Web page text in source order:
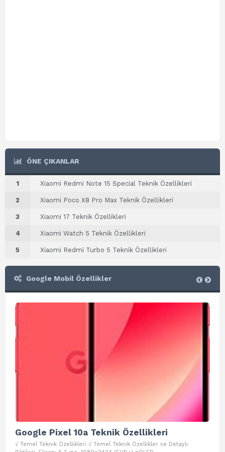
ÖNE ÇIKANLAR
1 Xiaomi Redmi Note 15 Special Teknik Özellikleri
2 Xiaomi Poco X8 Pro Max Teknik Özellikleri
3 Xiaomi 17 Teknik Özellikleri
4 Xiaomi Watch 5 Teknik Özellikleri
5 Xiaomi Redmi Turbo 5 Teknik Özellikleri
Google Mobil Özellikler
Google Pixel 10a Teknik Özellikleri
√ Temel Teknik Özellikleri √ Temel Teknik Özellikler ve Detaylı